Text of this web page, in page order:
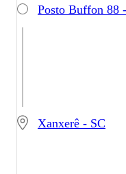
Posto Buffon 88
Xanxerê - SC